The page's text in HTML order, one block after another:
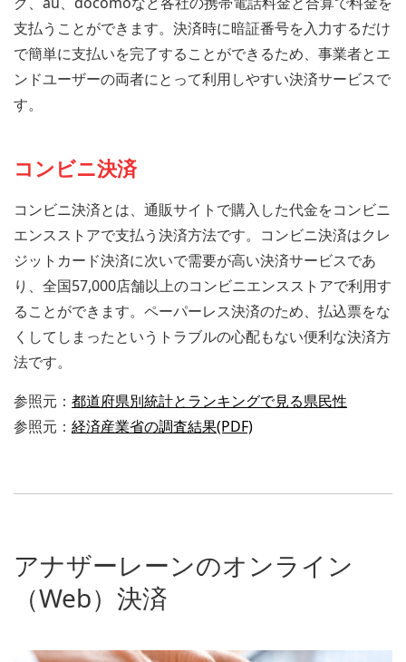
支払うことができます。決済時に暗証番号を入力するだけ
で簡単に支払いを完了することができるため、事業者とエ
ンドユーザーの両者にとって利用しやすい決済サービスで
す。
コンビニ決済
コンビニ決済とは、通販サイトで購入した代金をコンビニ
エンスストアで支払う決済方法です。コンビニ決済はクレ
ジットカード決済に次いで需要が高い決済サービスであ
り、全国57,000店舗以上のコンビニエンスストアで利用す
ることができます。ペーパーレス決済のため、払込票をな
くしてしまったというトラブルの心配もない便利な決済方
法です。
参照元： 都道府県別統計とランキングで見る県民性
参照元： 経済産業省の調査結果(PDF)
アナザーレーンのオンライン
（Web）決済